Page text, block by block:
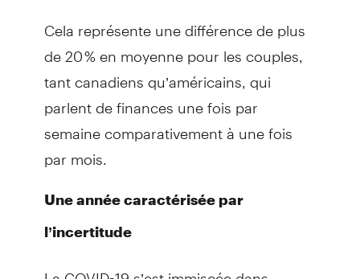
Cela représente une différence de plus
de 20 % en moyenne pour les couples,
tant canadiens qu’américains, qui
parlent de finances une fois par
semaine comparativement à une fois
par mois.
Une année caractérisée par
l’incertitude
La COVID-19 s’est immiscée dans